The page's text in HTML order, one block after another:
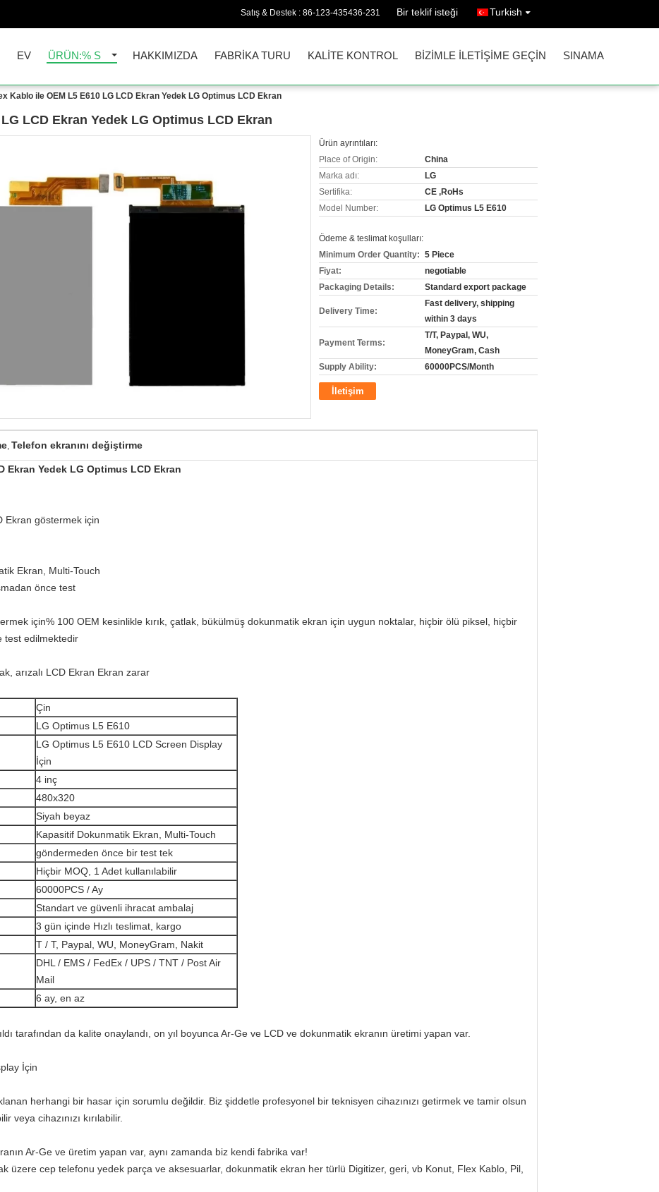
Satış & Destek : 86-123-435436-231 Bir teklif isteği Turkish
EV ÜRÜN:% S HAKKIMIZDA FABRIKA TURU KALITE KONTROL BIZIMLE ILETIŞIME GEÇIN SINAMA
Kablo ile OEM L5 E610 LG LCD Ekran Yedek LG Optimus LCD Ekran
LCD Ekran Yedek LG Optimus LCD Ekran
Ürün ayrıntıları:
Place of Origin:
China
Marka adı:
LG
Sertifika:
CE ,RoHs
Model Number:
LG Optimus L5 E610
Ödeme & teslimat koşulları:
Minimum Order Quantity: 5 Piece
Fiyat:
negotiable
Packaging Details:
Standard export package
Delivery Time:
Fast delivery, shipping
within 3 days
Payment Terms:
T/T, Paypal, WU,
MoneyGram, Cash
Supply Ability:
60000PCS/Month
İletişim
, Telefon ekranını değiştirme
Ekran Yedek LG Optimus LCD Ekran
Ekran göstermek için
Ekran, Multi-Touch
önce test
için% 100 OEM kesinlikle kırık, çatlak, bükülmüş dokunmatik ekran için uygun noktalar, hiçbir ölü piksel, hiçbir
test edilmektedir
arızalı LCD Ekran Ekran zarar
Çin
LG Optimus L5 E610
LG Optimus L5 E610 LCD Screen Display
İçin
4 inç
480x320
Siyah beyaz
Kapasitif Dokunmatik Ekran, Multi-Touch
göndermeden önce bir test tek
Hiçbir MOQ, 1 Adet kullanılabilir
60000PCS / Ay
Standart ve güvenli ihracat ambalaj
3 gün içinde Hızlı teslimat, kargo
T / T, Paypal, WU, MoneyGram, Nakit
DHL / EMS / FedEx / UPS / TNT / Post Air
Mail
6 ay, en az
tarafından da kalite onaylandı, on yıl boyunca Ar-Ge ve LCD ve dokunmatik ekranın üretimi yapan var.
İçin
herhangi bir hasar için sorumlu değildir. Biz şiddetle profesyonel bir teknisyen cihazınızı getirmek ve tamir olsun
cihazınızı kırılabilir.
Ar-Ge ve üretim yapan var, aynı zamanda biz kendi fabrika var!
üzere cep telefonu yedek parça ve aksesuarlar, dokunmatik ekran her türlü Digitizer, geri, vb Konut, Flex Kablo, Pil,